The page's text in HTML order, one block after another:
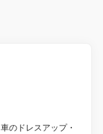
のドレスアップ・